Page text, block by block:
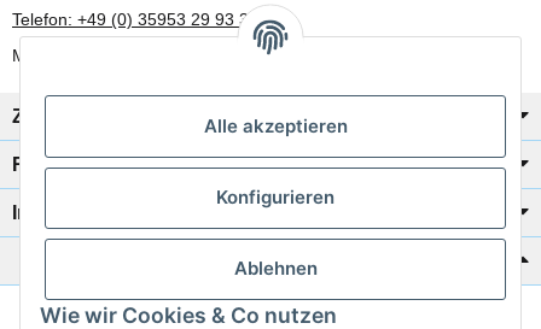
Alle akzeptieren
Konfigurieren
Ablehnen
Wie wir Cookies & Co nutzen
Telefon: +49 (0) 35953 29 93 30
Mo-Fr: 8:00 Uhr - 17:00 Uhr
Zahlung/Versand
Rechtliches
Informationen
Katalog zur Hand?
Zur Schnellbestellung